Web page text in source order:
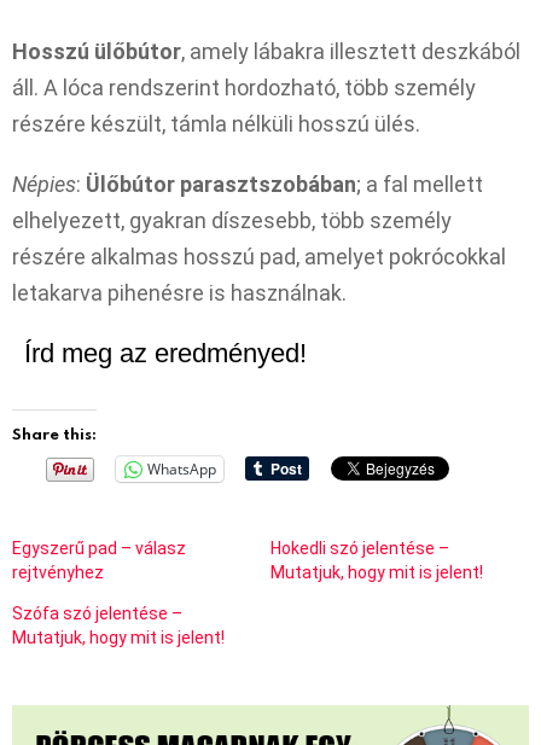
Hosszú ülőbútor, amely lábakra illesztett deszkából
áll. A lóca rendszerint hordozható, több személy
részére készült, támla nélküli hosszú ülés.
Népies: Ülőbútor parasztszobában; a fal mellett
elhelyezett, gyakran díszesebb, több személy
részére alkalmas hosszú pad, amelyet pokrócokkal
letakarva pihenésre is használnak.
Írd meg az eredményed!
Share this:
WhatsApp
Egyszerű pad – válasz
rejtvényhez
Hokedli szó jelentése –
Mutatjuk, hogy mit is jelent!
Szófa szó jelentése –
Mutatjuk, hogy mit is jelent!